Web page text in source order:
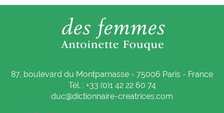
87, boulevard du Montparnasse - 75006 Paris - France
Tél. : +33 (0)1 42 22 60 74
duc@dictionnaire-creatrices.com